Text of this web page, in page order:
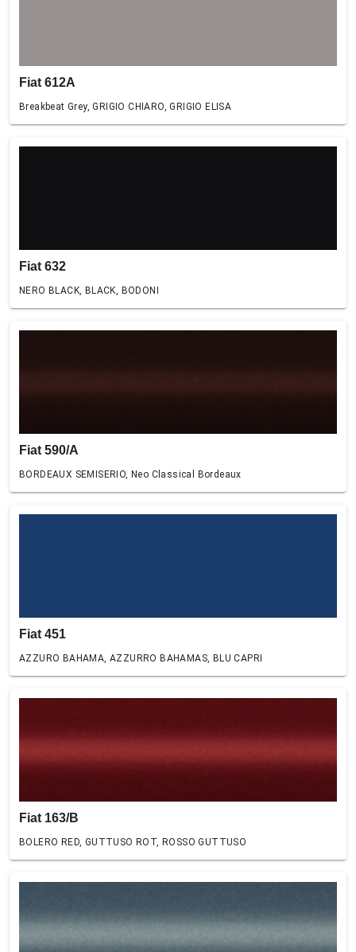
Fiat 612A
Breakbeat Grey, GRIGIO CHIARO, GRIGIO ELISA
Fiat 632
NERO BLACK, BLACK, BODONI
Fiat 590/A
BORDEAUX SEMISERIO, Neo Classical Bordeaux
Fiat 451
AZZURO BAHAMA, AZZURRO BAHAMAS, BLU CAPRI
Fiat 163/B
BOLERO RED, GUTTUSO ROT, ROSSO GUTTUSO